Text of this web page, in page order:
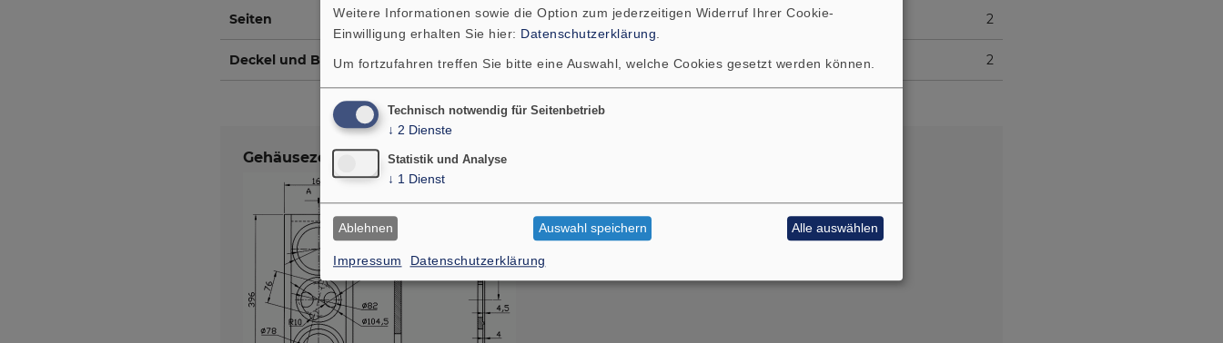
Seiten 396 x 178 2
Deckel und Boden 178 x 128 2
Gehäusezeichnung
Weitere Informationen sowie die Option zum jederzeitigen Widerruf Ihrer Cookie-
Einwilligung erhalten Sie hier: Datenschutzerklärung.
Um fortzufahren treffen Sie bitte eine Auswahl, welche Cookies gesetzt werden können.
Impressum Datenschutzerklärung
Technisch notwendig für Seitenbetrieb
↓ 2 Dienste
Statistik und Analyse
↓ 1 Dienst
Ablehnen Auswahl speichern Alle auswählen